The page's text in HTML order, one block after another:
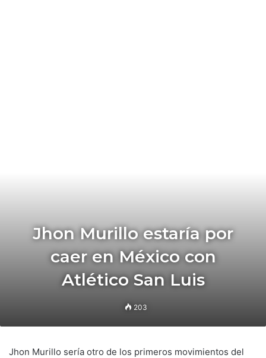
Jhon Murillo estaría por
caer en México con
Atlético San Luis
203
Jhon Murillo sería otro de los primeros movimientos del